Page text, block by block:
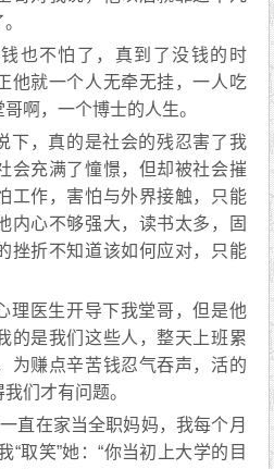
也不怕了，真到了没钱的时
他就一个人无牵无挂，一人吃
啊，一个博士的人生。
下，真的是社会的残忍害了我
会充满了憧憬，但却被社会摧
工作，害怕与外界接触，只能
内心不够强大，读书太多，固
挫折不知道该如何应对，只能
理医生开导下我堂哥，但是他
的是我们这些人，整天上班累
为赚点辛苦钱忍气吞声，活的
们才有问题。
直在家当全职妈妈，我每个月
“取笑”她：“你当初上大学的目